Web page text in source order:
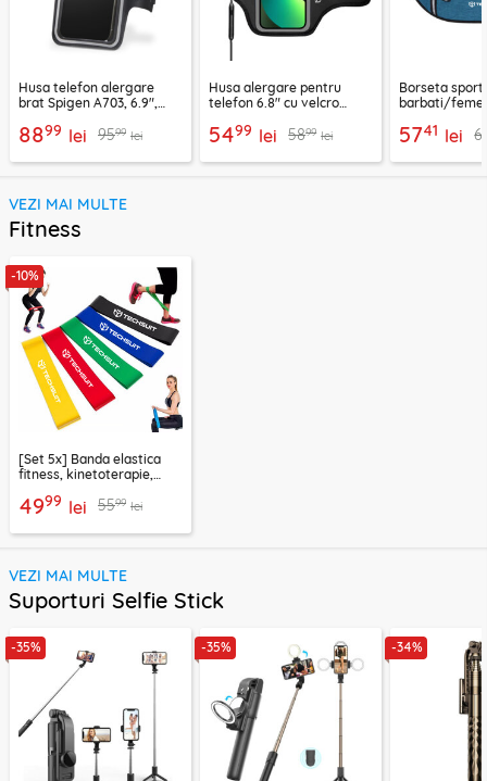
Husa telefon alergare
brat Spigen A703, 6.9",
8899 lei 9599 lei
Husa alergare pentru
telefon 6.8" cu velcro
5499 lei 5899 lei
Borseta
barbati/femei
5741 lei
VEZI MAI MULTE
Fitness
-10%
[Set 5x] Banda elastica
fitness, kinetoterapie,
4999 lei 5599 lei
VEZI MAI MULTE
Suporturi Selfie Stick
-35% -35% -34%